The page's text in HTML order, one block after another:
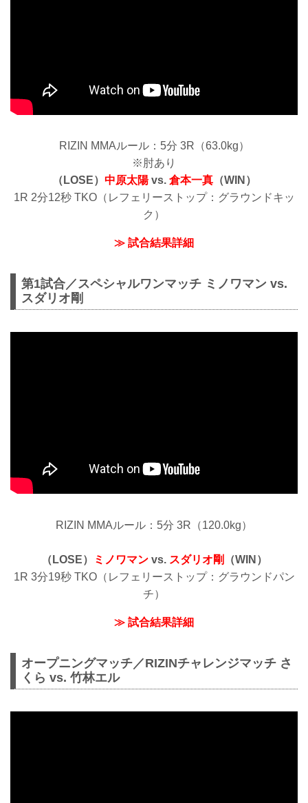
RIZIN MMAルール：5分 3R（63.0kg）
※肘あり
（LOSE） 中原太陽vs. 倉本一真（WIN）
1R 2分12秒 TKO（レフェリーストップ：グラウンドキッ
ク）
≫ 試合結果詳細
第1試合／スペシャルワンマッチ ミノワマン vs.
スダリオ剛
RIZIN MMAルール：5分 3R（120.0kg）
（LOSE） ミノワマンvs. スダリオ剛 （WIN）
1R 3分19秒 TKO（レフェリーストップ：グラウンドパン
チ）
≫ 試合結果詳細
オープニングマッチ／RIZINチャレンジマッチ さ
くら vs. 竹林エル